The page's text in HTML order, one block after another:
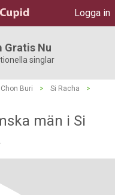
Logga in
Gratis Nu
singlar
Chon Buri > Si Racha
>
män i Si